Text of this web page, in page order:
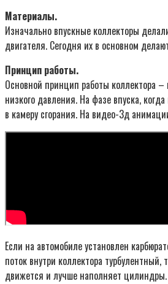
Материалы.
Изначально впускные коллекторы
двигателя. Сегодня их в основном
Принцип работы.
Основной принцип работы коллектора –
низкого давления. На фазе впуска,
в камеру сгорания. На видео-3д
Если на автомобиле установлен
поток внутри коллектора
движется и лучше наполняет цилиндры.